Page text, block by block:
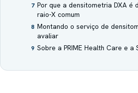
7 Por que a densitometria DXA é
raio-X comum
8 Montando o serviço de
avaliar
9 Sobre a PRIME Health Care e a